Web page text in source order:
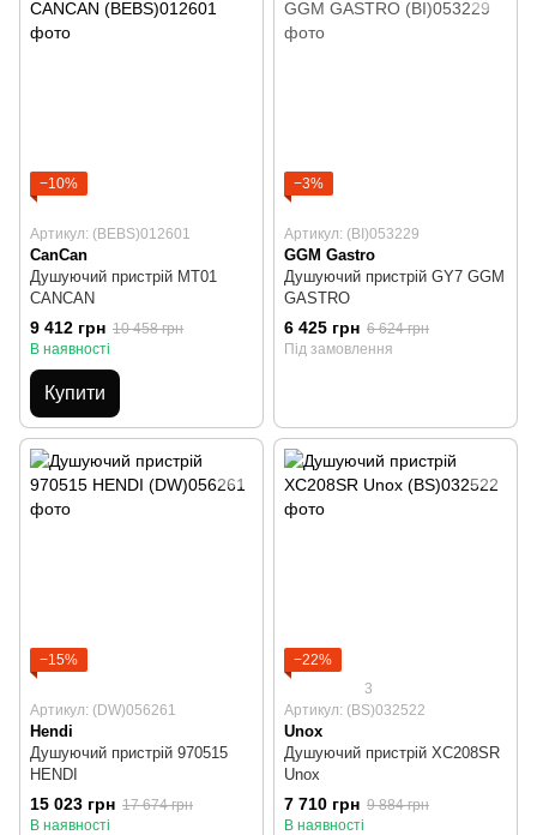
−10%
Артикул: (BEBS)012601
CanCan
Душуючий пристрій MT01
CANCAN
9 412 грн 10 458 грн
В наявності
Купити
−3%
Артикул: (BI)053229
GGM Gastro
Душуючий пристрій GY7 GGM
GASTRO
6 425 грн 6 624 грн
Під замовлення
−15%
Артикул: (DW)056261
Hendi
Душуючий пристрій 970515
HENDI
15 023 грн 17 674 грн
В наявності
−22%
3
Артикул: (BS)032522
Unox
Душуючий пристрій XC208SR
Unox
7 710 грн 9 884 грн
В наявності